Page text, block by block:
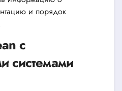
и порядок
с
системами